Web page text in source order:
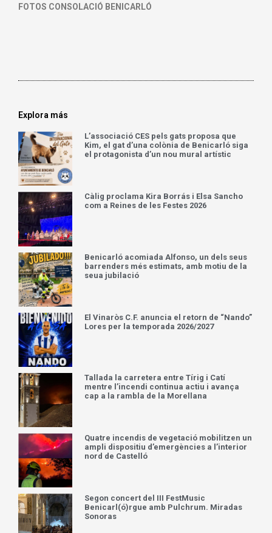
FOTOS CONSOLACIÓ BENICARLÓ
Explora más
L’associació CES pels gats proposa que
Kim, el gat d’una colònia de Benicarló siga
el protagonista d’un nou mural artístic
Càlig proclama Kira Borrás i Elsa Sancho
com a Reines de les Festes 2026
Benicarló acomiada Alfonso, un dels seus
barrenders més estimats, amb motiu de la
seua jubilació
El Vinaròs C.F. anuncia el retorn de “Nando”
Lores per la temporada 2026/2027
Tallada la carretera entre Tírig i Catí
mentre l’incendi continua actiu i avança
cap a la rambla de la Morellana
Quatre incendis de vegetació mobilitzen un
ampli dispositiu d’emergències a l’interior
nord de Castelló
Segon concert del III FestMusic
Benicarl(ó)rgue amb Pulchrum. Miradas
Sonoras